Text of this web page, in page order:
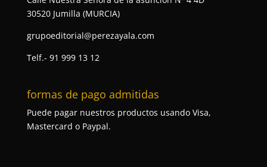
30520 Jumilla (MURCIA)
grupoeditorial@perezayala.com
Telf.- 91 999 13 12
formas de pago admitidas
Puede pagar nuestros productos usando Visa,
Mastercard o Paypal.